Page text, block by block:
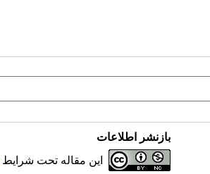
بازنشر اطلاعات
این مقاله تحت شرایط